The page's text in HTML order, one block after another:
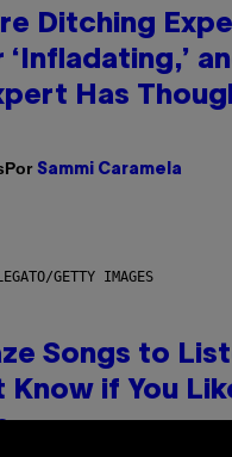
Ditching
‘Infladating,’
Has
Por Sammi Caramela
GETTY IMAGES
Songs to
Know if You